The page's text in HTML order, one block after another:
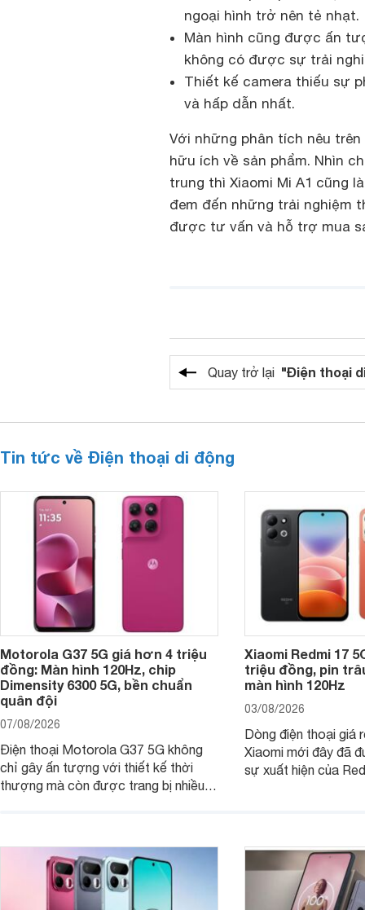
ngoại hình trở nên tẻ nhạt.
Màn hình cũng được ấn
không có được sự trải
Thiết kế camera thiếu sự
và hấp dẫn nhất.
Với những phân tích nêu
hữu ích về sản phẩm. Nhìn
trung thì Xiaomi Mi A1 cũng
đem đến những trải nghiệm
được tư vấn và hỗ trợ mua
Quay trở lại "Điện thoại
Tin tức về Điện thoại di động
Motorola G37 5G giá hơn 4 triệu
đồng: Màn hình 120Hz, chip
Dimensity 6300 5G, bền chuẩn
quân đội
07/08/2026
Điện thoại Motorola G37 5G không
chỉ gây ấn tượng với thiết kế thời
thượng mà còn được trang bị nhiều
Xiaomi Redmi 17
triệu đồng, pin
màn hình 120Hz
03/08/2026
Dòng điện thoại giá
Xiaomi mới đây đã
sự xuất hiện của